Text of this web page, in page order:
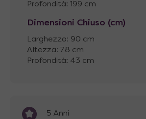
Profondità: 199 cm
Dimensioni Chiuso (cm)
Larghezza: 90 cm
Altezza: 78 cm
Profondità: 43 cm
5 Anni